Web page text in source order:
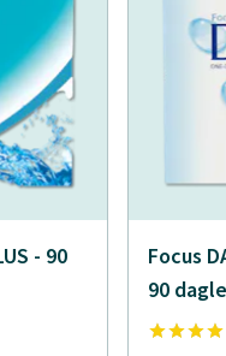
- 90
Focus
90